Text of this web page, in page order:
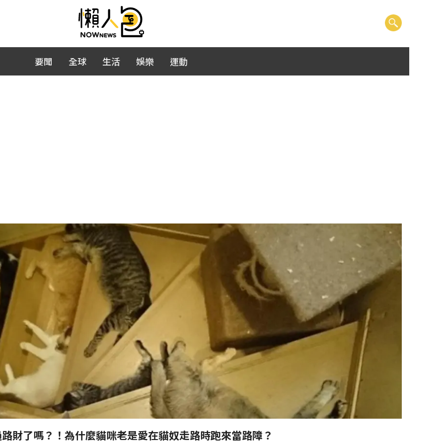
要聞 全球 生活 娛樂 運動
財了嗎？！為什麼貓咪老是愛在貓奴走路時跑來當路障？